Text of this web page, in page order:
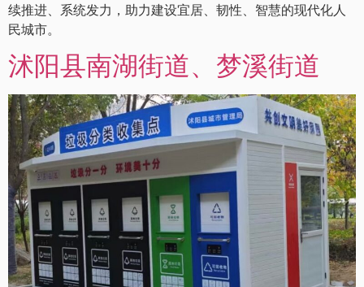
续推进、系统发力，助力建设宜居、韧性、智慧的现代化人
民城市。
沭阳县南湖街道、梦溪街道